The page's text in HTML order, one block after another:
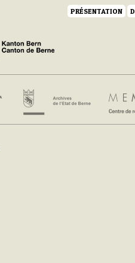
PRÉSENTATION